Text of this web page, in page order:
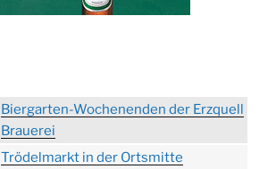
Biergarten-Wochenenden der Erzquell
Brauerei
Trödelmarkt in der Ortsmitte